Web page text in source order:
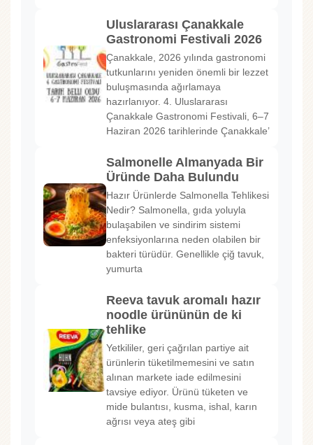
Uluslararası Çanakkale
Gastronomi Festivali 2026
Çanakkale, 2026 yılında gastronomi
tutkunlarını yeniden önemli bir lezzet
buluşmasında ağırlamaya
hazırlanıyor. 4. Uluslararası
Çanakkale Gastronomi Festivali, 6–7
Haziran 2026 tarihlerinde Çanakkale’
Salmonelle Almanyada Bir
Üründe Daha Bulundu
Hazır Ürünlerde Salmonella Tehlikesi
Nedir? Salmonella, gıda yoluyla
bulaşabilen ve sindirim sistemi
enfeksiyonlarına neden olabilen bir
bakteri türüdür. Genellikle çiğ tavuk,
yumurta
Reeva tavuk aromalı hazır
noodle ürününün de ki
tehlike
Yetkililer, geri çağrılan partiye ait
ürünlerin tüketilmemesini ve satın
alınan markete iade edilmesini
tavsiye ediyor. Ürünü tüketen ve
mide bulantısı, kusma, ishal, karın
ağrısı veya ateş gibi